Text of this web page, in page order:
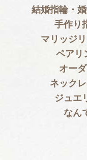
結婚指輪・
手作
マリッジ
ペアリ
オー
ネック
ジュエ
なん